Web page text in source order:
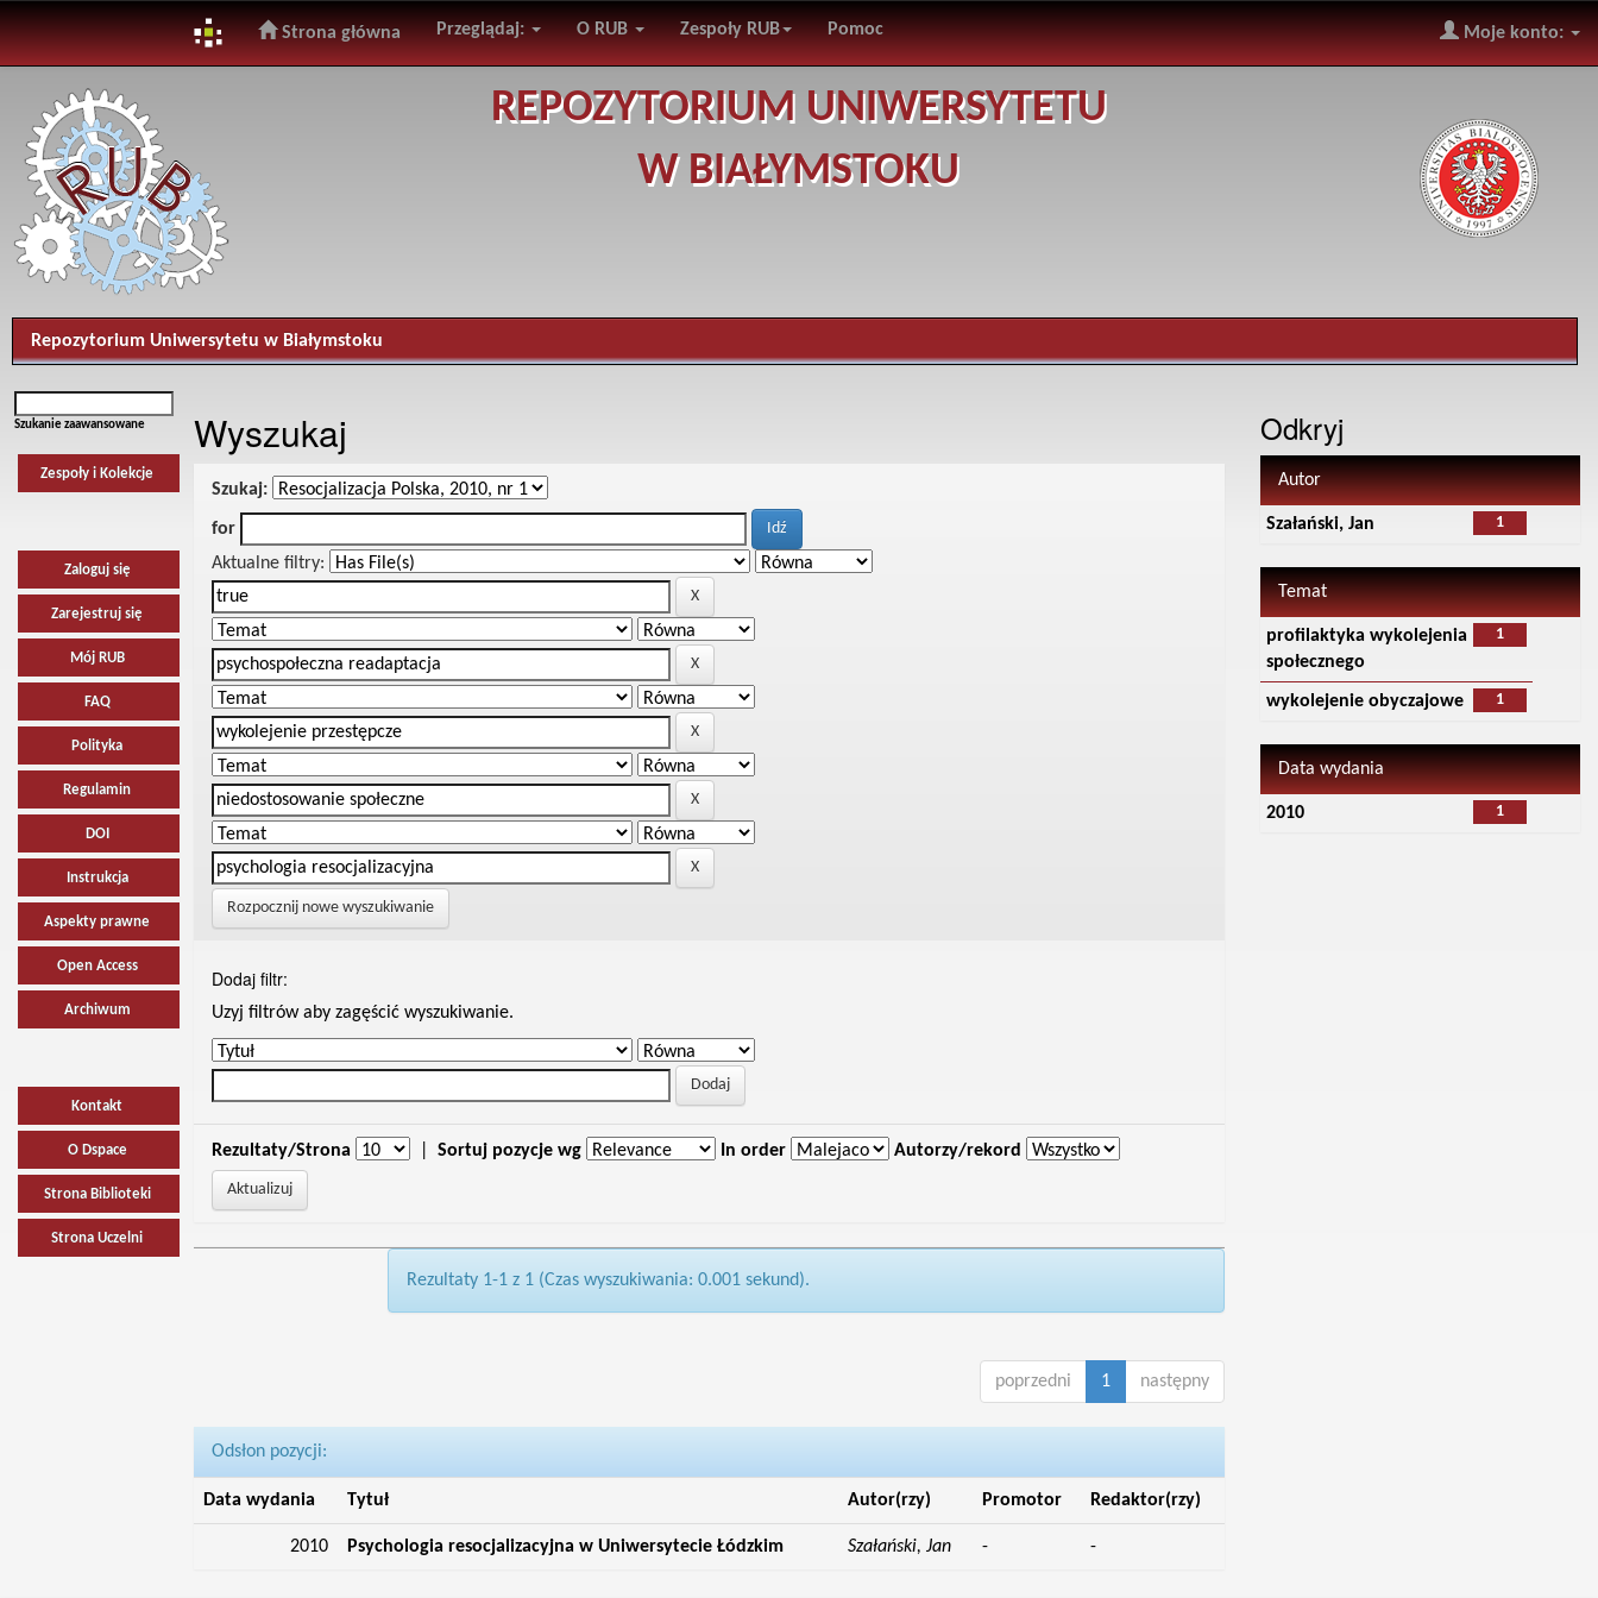
navigation
Strona główna Przeglądaj: O RUB Zespoły RUB Pomoc Moje konto:
REPOZYTORIUM UNIWERSYTETU
W BIAŁYMSTOKU
Repozytorium Uniwersytetu w Białymstoku
Szukanie zaawansowane
Zespoły i Kolekcje
Zaloguj się
Zarejestruj się
Mój RUB
FAQ
Polityka
Regulamin
DOI
Instrukcja
Aspekty prawne
Open Access
Archiwum
Kontakt
O Dspace
Strona Biblioteki
Strona Uczelni
Wyszukaj
Szukaj:
for
Aktualne filtry:
Rozpocznij nowe wyszukiwanie
Dodaj filtr:
Uzyj filtrów aby zagęścić wyszukiwanie.
Rezultaty/Strona Sortuj pozycje wg In order Autorzy/rekord
Rezultaty 1-1 z 1 (Czas wyszukiwania: 0.001 sekund).
poprzedni 1 następny
Odsłon pozycji:
Data wydania Tytuł Autor(rzy) Promotor Redaktor(rzy)
2010 Psychologia resocjalizacyjna w Uniwersytecie Łódzkim Szałański, Jan - -
Odkryj
Autor
1
Szałański, Jan
Temat
1
profilaktyka wykolejenia
społecznego
1
wykolejenie obyczajowe
Data wydania
1
2010